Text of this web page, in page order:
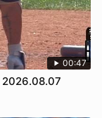
00:47
2026.08.07